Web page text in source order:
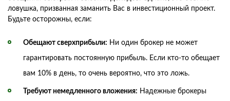
ловушка, призванная заманить Вас в инвестиционный проект.
Будьте осторожны, если:
Обещают сверхприбыли: Ни один брокер не может
гарантировать постоянную прибыль. Если кто-то обещает
вам 10% в день, то очень вероятно, что это ложь.
Требуют немедленного вложения: Надежные брокеры